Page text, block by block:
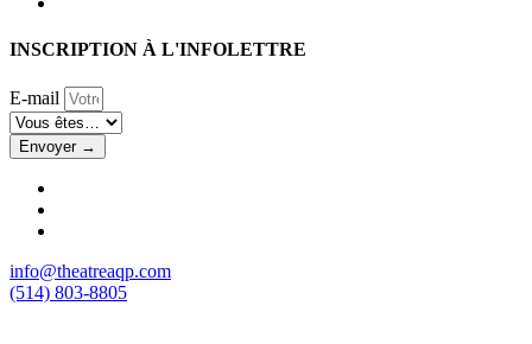
INSCRIPTION À L'INFOLETTRE
E-mail
Envoyer →
info@theatreaqp.com
(514) 803-8805